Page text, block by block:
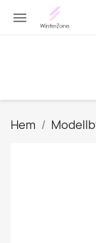

Hem